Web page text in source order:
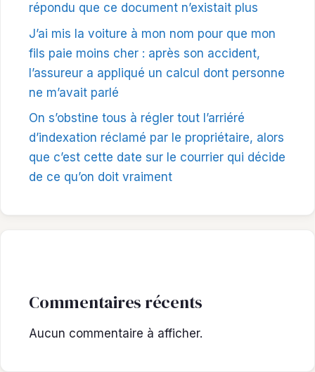
répondu que ce document n’existait plus
J’ai mis la voiture à mon nom pour que mon
fils paie moins cher : après son accident,
l’assureur a appliqué un calcul dont personne
ne m’avait parlé
On s’obstine tous à régler tout l’arriéré
d’indexation réclamé par le propriétaire, alors
que c’est cette date sur le courrier qui décide
de ce qu’on doit vraiment
Commentaires récents
Aucun commentaire à afficher.